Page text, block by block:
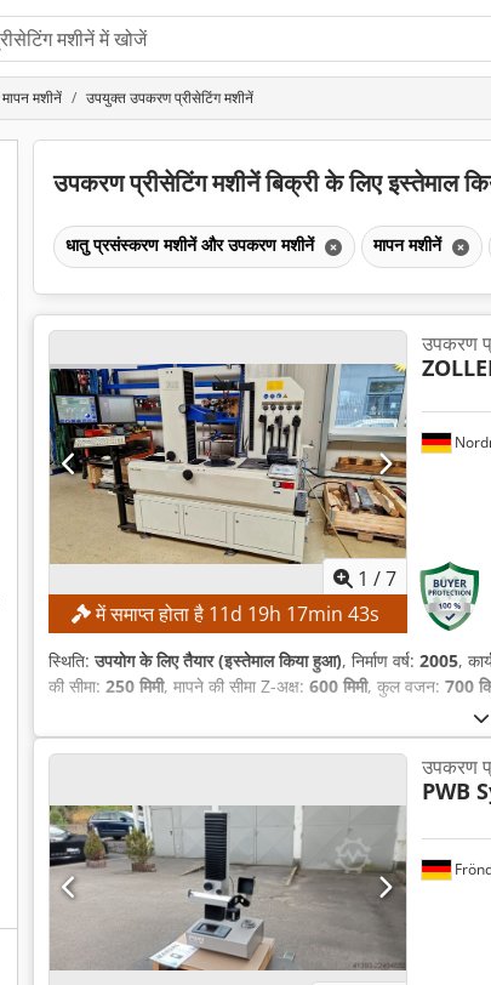
मापन मशीनें उपयुक्त उपकरण प्रीसेटिंग मशीनें
उपकरण प्रीसेटिंग मशीनें बिक्री के लिए इस्तेमाल
धातु प्रसंस्करण मशीनें और उपकरण मशीनें मापन मशीनें
1 /7
में समाप्त होता है 11d 19h 17min 42s
उपकरण
स्थिति:उपयोग के लिए तैयार (इस्तेमाल किया हुआ), निर्माण वर्ष: 2005,
की सीमा: 250 मिमी, मापने की सीमा Z-अक्ष: 600 मिमी, कुल वजन: 700
उपकरण
PWB